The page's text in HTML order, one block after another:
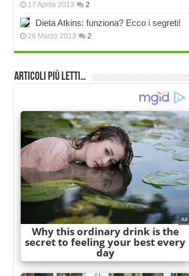
17 Aprile 2013 2
Dieta Atkins: funziona? Ecco i segreti!
26 Marzo 2013 2
Articoli più Letti…